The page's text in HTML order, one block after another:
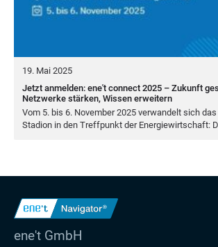
19. Mai 2025
Jetzt anmelden: ene't connect 2025 – Zukunft
Netzwerke stärken, Wissen erweitern
Vom 5. bis 6. Novem­ber2025 ver­wan­delt sich das
Sta­di­on in den Treff­punkt der Ener­gie­wirt­schaft:
ene't GmbH